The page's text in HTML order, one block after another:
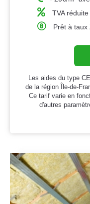
TVA
Prêt à taux
Les aides du type
de la région Île-de-
Ce tarif varie en
d'autres